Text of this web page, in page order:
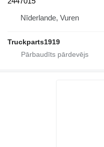
Nīderlande, Vuren
Truckparts1919